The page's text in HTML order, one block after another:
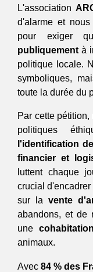
L'association
d'alarme et
pour exiger
publiquement à
politique locale.
symboliques,
toute la durée du
Par cette
politiques
l'identification
financier et
luttent chaque
crucial
sur la vente
abandons, et de
une
animaux.
Avec 84 % des